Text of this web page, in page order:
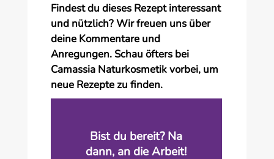
Findest du dieses Rezept interessant
und nützlich? Wir freuen uns über
deine Kommentare und
Anregungen. Schau öfters bei
Camassia Naturkosmetik vorbei, um
neue Rezepte zu finden.
Bist du bereit? Na
dann, an die Arbeit!